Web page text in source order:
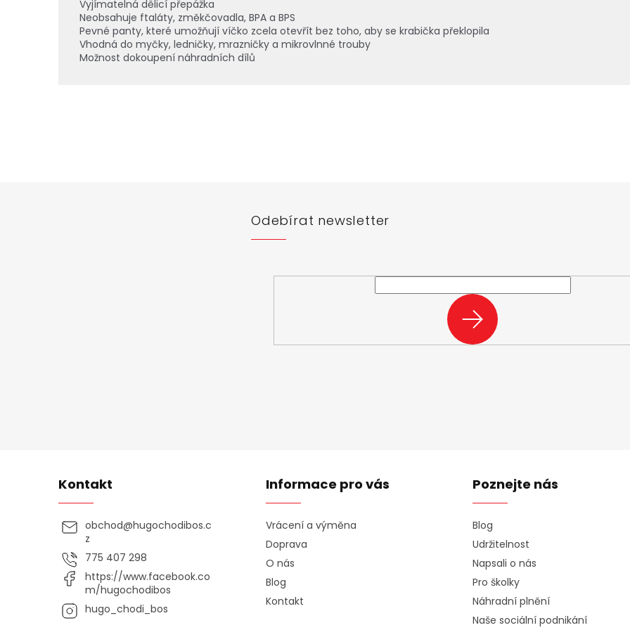
Vyjímatelná dělicí přepážka
Neobsahuje ftaláty, změkčovadla, BPA a BPS
Pevné panty, které umožňují víčko zcela otevřít bez toho, aby se krabička překlopila
Vhodná do myčky, ledničky, mrazničky a mikrovlnné trouby
Možnost dokoupení náhradních dílů
Odebírat newsletter
PŘIHLÁSIT
SE
Kontakt
obchod@hugochodibos.c
z
775 407 298
https://www.facebook.co
m/hugochodibos
hugo_chodi_bos
Informace pro vás
Vrácení a výměna
Doprava
O nás
Blog
Kontakt
Poznejte nás
Blog
Udržitelnost
Napsali o nás
Pro školky
Náhradní plnění
Naše sociální podnikání